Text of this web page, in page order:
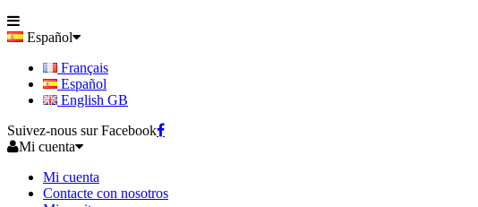
Español
Français
Español
English GB
Suivez-nous sur Facebook
Mi cuenta
Mi cuenta
Contacte con nosotros